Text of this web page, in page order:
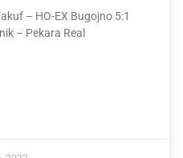
– HO-EX Bugojno 5:1
– Pekara Real